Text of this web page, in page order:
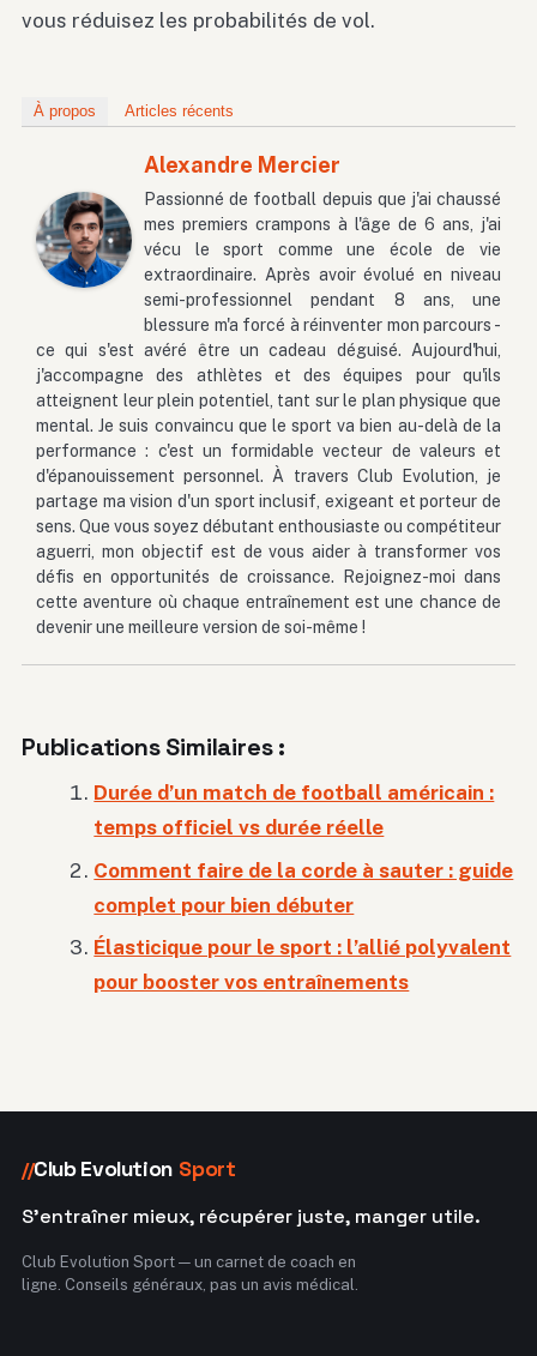
vous réduisez les probabilités de vol.
À propos Articles récents
Alexandre Mercier
Passionné de football depuis que j'ai chaussé
mes premiers crampons à l'âge de 6 ans, j'ai
vécu le sport comme une école de vie
extraordinaire. Après avoir évolué en niveau
semi-professionnel pendant 8 ans, une
blessure m'a forcé à réinventer mon parcours -
ce qui s'est avéré être un cadeau déguisé. Aujourd'hui,
j'accompagne des athlètes et des équipes pour qu'ils
atteignent leur plein potentiel, tant sur le plan physique que
mental. Je suis convaincu que le sport va bien au-delà de la
performance : c'est un formidable vecteur de valeurs et
d'épanouissement personnel. À travers Club Evolution, je
partage ma vision d'un sport inclusif, exigeant et porteur de
sens. Que vous soyez débutant enthousiaste ou compétiteur
aguerri, mon objectif est de vous aider à transformer vos
défis en opportunités de croissance. Rejoignez-moi dans
cette aventure où chaque entraînement est une chance de
devenir une meilleure version de soi-même !
Publications Similaires :
Durée d’un match de football américain :
temps officiel vs durée réelle
Comment faire de la corde à sauter : guide
complet pour bien débuter
Élasticique pour le sport : l’allié polyvalent
pour booster vos entraînements
//Club Evolution Sport
S'entraîner mieux, récupérer juste, manger utile.
Club Evolution Sport — un carnet de coach en
ligne. Conseils généraux, pas un avis médical.